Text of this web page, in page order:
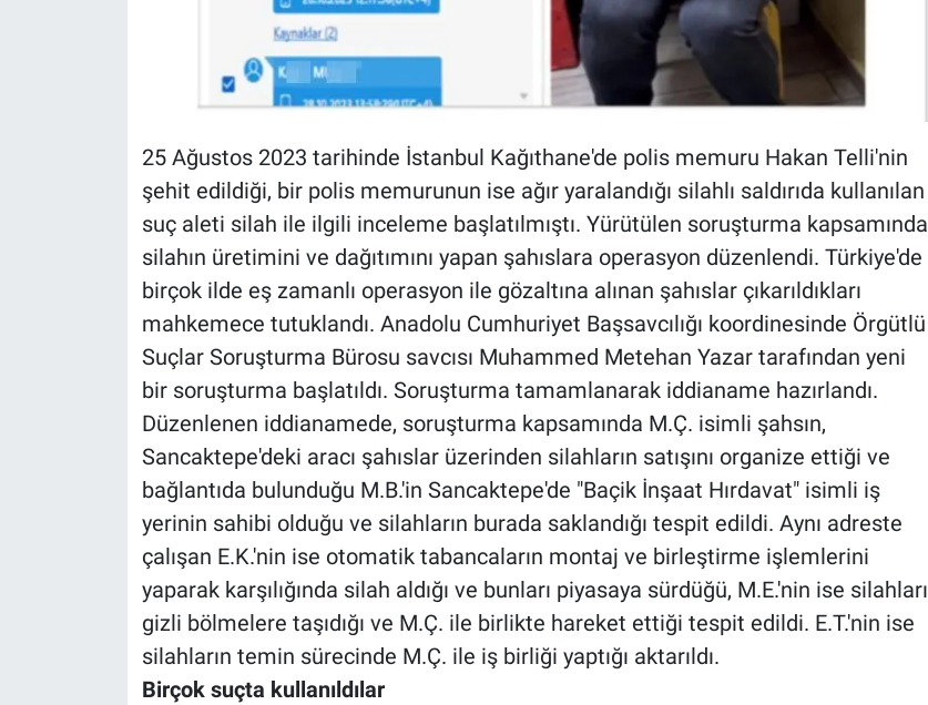
25 Ağustos 2023 tarihinde İstanbul Kağıthane'de polis memuru Hakan Telli'nin
şehit edildiği, bir polis memurunun ise ağır yaralandığı silahlı saldırıda kullanılan
suç aleti silah ile ilgili inceleme başlatılmıştı. Yürütülen soruşturma kapsamında
silahın üretimini ve dağıtımını yapan şahıslara operasyon düzenlendi. Türkiye'de
birçok ilde eş zamanlı operasyon ile gözaltına alınan şahıslar çıkarıldıkları
mahkemece tutuklandı. Anadolu Cumhuriyet Başsavcılığı koordinesinde Örgütlü
Suçlar Soruşturma Bürosu savcısı Muhammed Metehan Yazar tarafından yeni
bir soruşturma başlatıldı. Soruşturma tamamlanarak iddianame hazırlandı.
Düzenlenen iddianamede, soruşturma kapsamında M.Ç. isimli şahsın,
Sancaktepe'deki aracı şahıslar üzerinden silahların satışını organize ettiği ve
bağlantıda bulunduğu M.B.'in Sancaktepe'de "Baçik İnşaat Hırdavat" isimli iş
yerinin sahibi olduğu ve silahların burada saklandığı tespit edildi. Aynı adreste
çalışan E.K.'nin ise otomatik tabancaların montaj ve birleştirme işlemlerini
yaparak karşılığında silah aldığı ve bunları piyasaya sürdüğü, M.E.'nin ise silahları
gizli bölmelere taşıdığı ve M.Ç. ile birlikte hareket ettiği tespit edildi. E.T.'nin ise
silahların temin sürecinde M.Ç. ile iş birliği yaptığı aktarıldı.
Birçok suçta kullanıldılar